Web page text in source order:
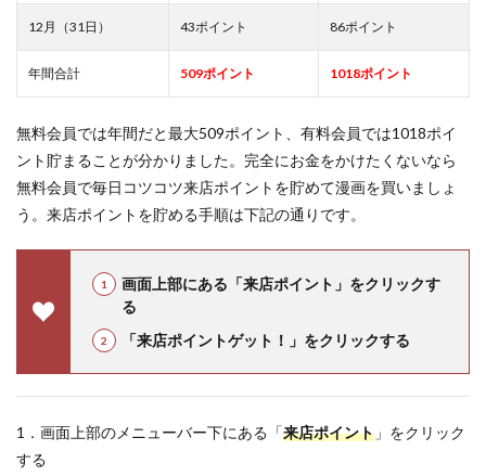
12月（31日） 43ポイント 86ポイント
年間合計 509ポイント 1018ポイント
無料会員では年間だと最大509ポイント、有料会員では1018ポイ
ント貯まることが分かりました。完全にお金をかけたくないなら
無料会員で毎日コツコツ来店ポイントを貯めて漫画を買いましょ
う。来店ポイントを貯める手順は下記の通りです。
画面上部にある「来店ポイント」をクリックす
る
「来店ポイントゲット！」をクリックする
1．画面上部のメニューバー下にある「来店ポイント 」をクリック
する